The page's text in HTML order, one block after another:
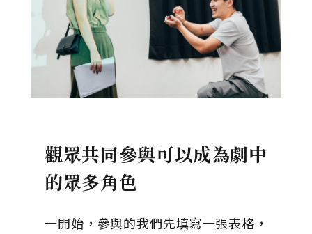
觀眾共同參與可以成為劇中
的眾多角色
一開始，參與的我們先填寫一張表格，